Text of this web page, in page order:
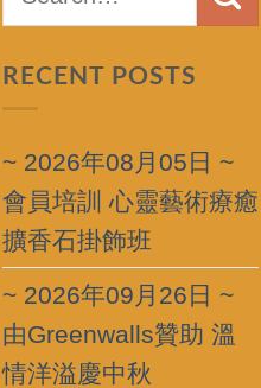
RECENT POSTS
~ 2026年08月05日 ~
會員培訓 心靈藝術療癒
擴香石掛飾班
~ 2026年09月26日 ~
由Greenwalls贊助 溫
情洋溢慶中秋